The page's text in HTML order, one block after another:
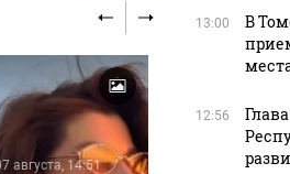
августа, 14:51
13:00
В
12:56